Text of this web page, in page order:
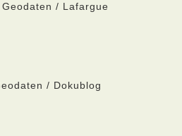
/ Lafargue
/ Dokublog